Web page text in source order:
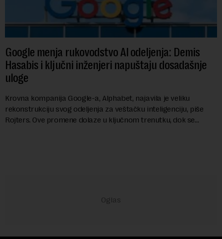
Google menja rukovodstvo AI odeljenja: Demis
Hasabis i ključni inženjeri napuštaju dosadašnje
uloge
Krovna kompanija Google-a, Alphabet, najavila je veliku
rekonstrukciju svog odeljenja za veštačku inteligenciju, piše
Rojters. Ove promene dolaze u ključnom trenutku, dok se